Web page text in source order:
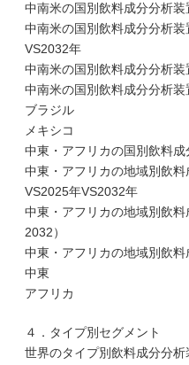
中南米の国別飲料成分分析装
中南米の国別飲料成分分析
VS2032年
中南米の国別飲料成分分析装
中南米の国別飲料成分分析装
ブラジル
メキシコ
中東・アフリカの国別飲料
中東・アフリカの地域別飲
VS2025年VS2032年
中東・アフリカの地域別飲
2032）
中東・アフリカの地域別飲料
中東
アフリカ
４．タイプ別セグメント
世界のタイプ別飲料成分分析